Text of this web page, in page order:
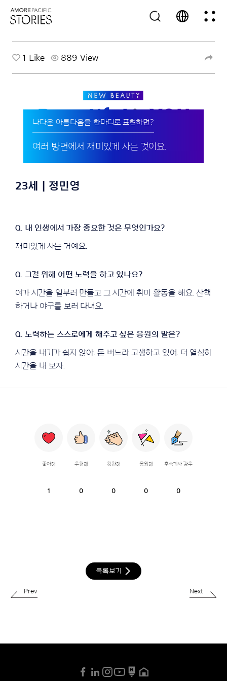
1 Like 889 View
나다운 아름다움을 한마디로 표현하면?
여러 방면에서 재미있게 사는 것이요.
23세 | 정민영
재미있게 사는 거예요.
여가 시간을 일부러 만들고 그 시간에 취미 활동을 해요. 산책
하거나 야구를 보러 다녀요.
시간을 내기가 쉽지 않아. 돈 버느라 고생하고 있어. 더 열심히
시간을 내 보자.
좋아해
1
추천해
0
칭찬해
0
응원해
0
후속기사 강추
0
목록보기
Prev Next